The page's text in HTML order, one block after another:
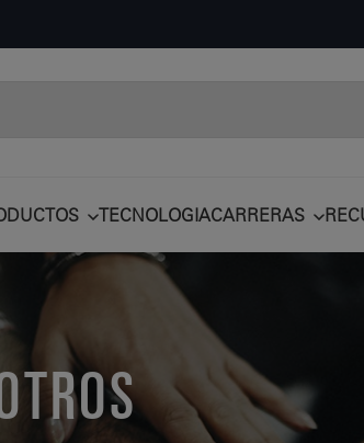
TECNOLOGIACARRERAS